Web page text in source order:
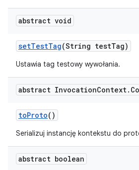
abstract void
setTestTag(String testTag)
Ustawia tag testowy wywołania.
abstract InvocationContext.
toProto()
Serializuj instancję kontekstu do
abstract boolean